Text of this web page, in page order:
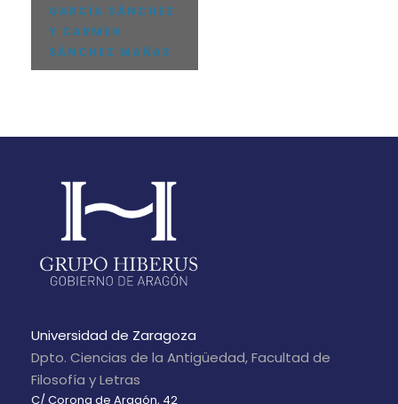
GARCÍA SÁNCHEZ
Y CARMEN
SÁNCHEZ MAÑAS
Universidad de Zaragoza
Dpto. Ciencias de la Antigüedad, Facultad de
Filosofía y Letras
C/ Corona de Aragón, 42